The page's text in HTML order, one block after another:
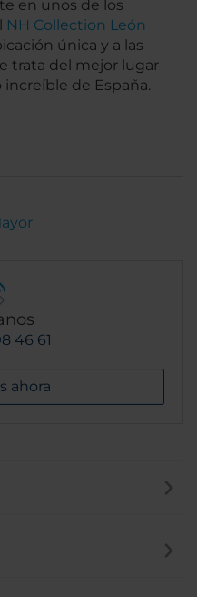
en unos de los
NH Collection León
única y a las
trata del mejor lugar
de España.
46 61
ahora